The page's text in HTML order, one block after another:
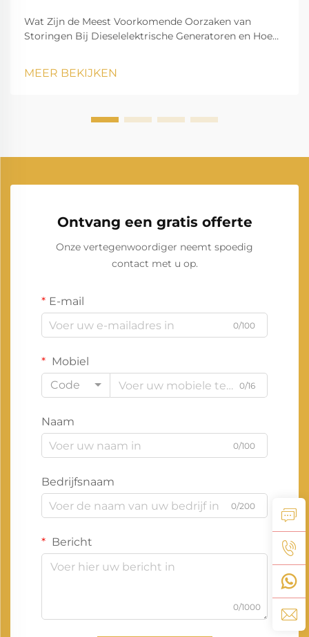
Wat Zijn de Meest Voorkomende Oorzaken van
Storingen Bij Dieselelektrische Generatoren en Hoe
betrouwbare bronnen van back-up- en primaire
MEER BEKIJKEN
Ontvang een gratis offerte
Onze vertegenwoordiger neemt spoedig
contact met u op.
E-mail
0/100
Mobiel
Code
0/16
Naam
0/100
Bedrijfsnaam
0/200
Bericht
0/1000